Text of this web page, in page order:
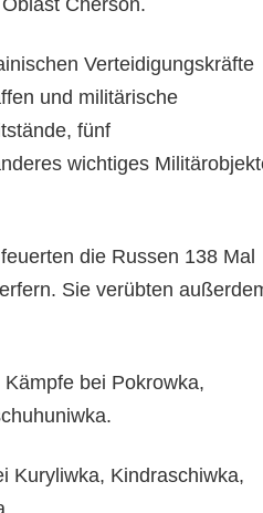
Verteidigungskräfte
und militärische
fünf
wichtiges
die Russen 138 Mal
Sie verübten
bei Pokrowka,
Kuryliwka, Kindraschiwka,